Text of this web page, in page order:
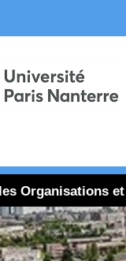
Organisations